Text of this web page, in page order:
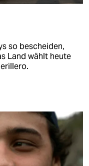
so bescheiden,
Land wählt heute